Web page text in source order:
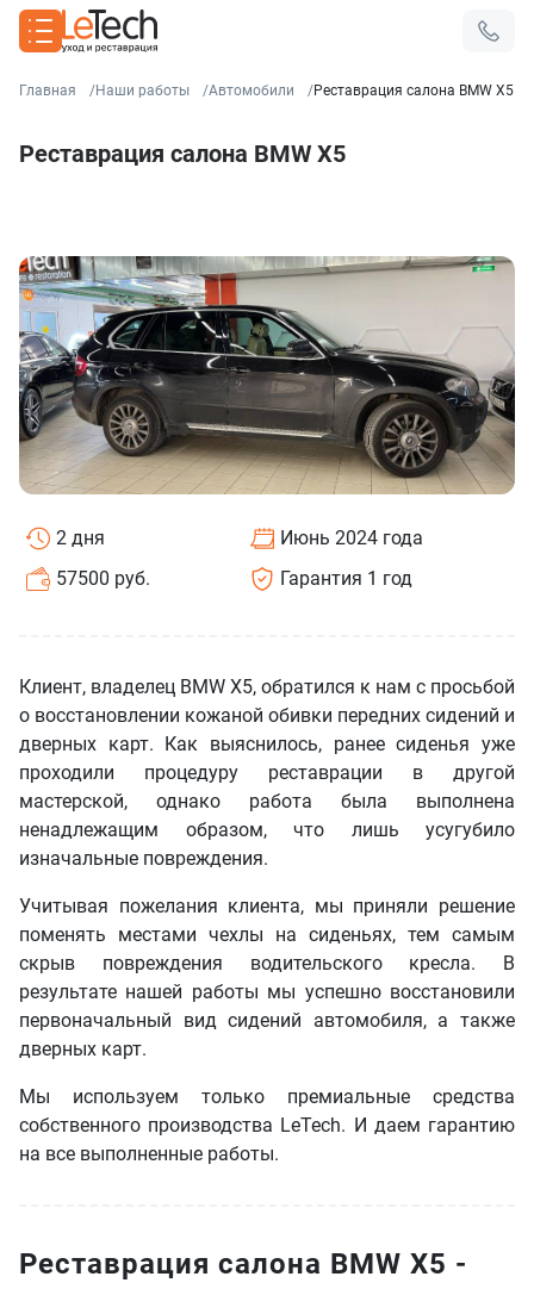
Главная Наши работы Автомобили Реставрация салона BMW X5
Реставрация салона BMW X5
2 дня
57500 руб.
Июнь 2024 года
Гарантия 1 год
Клиент, владелец BMW X5, обратился к нам с просьбой
о восстановлении кожаной обивки передних сидений и
дверных карт. Как выяснилось, ранее сиденья уже
проходили процедуру реставрации в другой
мастерской, однако работа была выполнена
ненадлежащим образом, что лишь усугубило
изначальные повреждения.
Учитывая пожелания клиента, мы приняли решение
поменять местами чехлы на сиденьях, тем самым
скрыв повреждения водительского кресла. В
результате нашей работы мы успешно восстановили
первоначальный вид сидений автомобиля, а также
дверных карт.
Мы используем только премиальные средства
собственного производства LeTech. И даем гарантию
на все выполненные работы.
Реставрация салона BMW X5 -